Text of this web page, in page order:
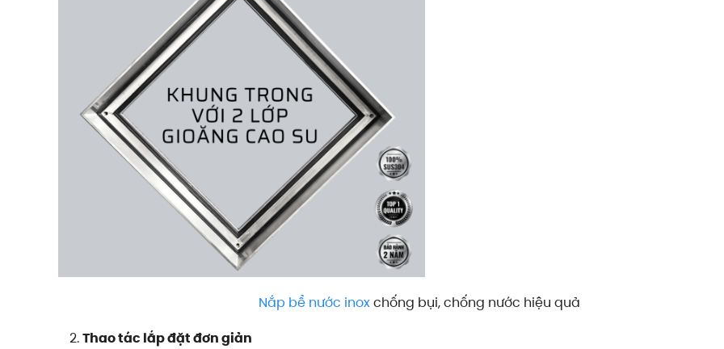
Nắp bể nước inoxchống bụi, chống nước hiệu quả
Thao tác lắp đặt đơn giản